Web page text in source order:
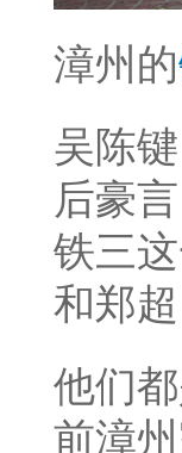
漳州的
吴陈
后豪
铁三
和郑
他们
前漳